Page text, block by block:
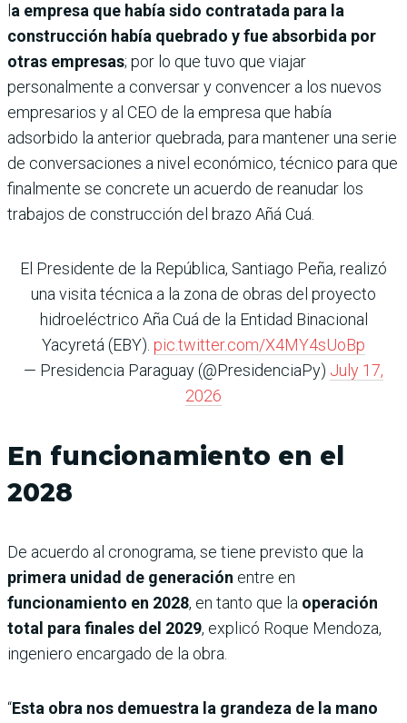
a empresa que había sido contratada para la
construcción había quebrado y fue absorbida por
otras empresas; por lo que tuvo que viajar
personalmente a conversar y convencer a los nuevos
empresarios y al CEO de la empresa que había
adsorbido la anterior quebrada, para mantener una serie
de conversaciones a nivel económico, técnico para que
finalmente se concrete un acuerdo de reanudar los
trabajos de construcción del brazo Añá Cuá.
El Presidente de la República, Santiago Peña, realizó
una visita técnica a la zona de obras del proyecto
hidroeléctrico Aña Cuá de la Entidad Binacional
Yacyretá (EBY). pic.twitter.com/X4MY4sUoBp
— Presidencia Paraguay (@PresidenciaPy) July 17,
2026
En funcionamiento en el
2028
De acuerdo al cronograma, se tiene previsto que la
primera unidad de generación entre en
funcionamiento en 2028, en tanto que la operación
total para finales del 2029, explicó Roque Mendoza,
ingeniero encargado de la obra.
“Esta obra nos demuestra la grandeza de la mano